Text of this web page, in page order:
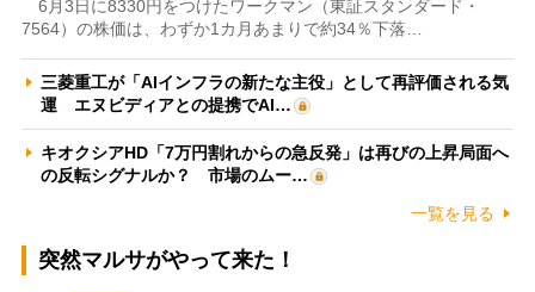
6月3日に8330円をつけたワークマン（東証スタンダード・
7564）の株価は、わずか1カ月あまりで約34％下落…
三菱重工が「AIインフラの新たな主役」として再評価される気
運 エヌビディアとの提携でAI…
キオクシアHD「7万円割れからの急反発」は再びの上昇局面へ
の反転シグナルか？ 市場のムー…
一覧を見る
突然マルサがやって来た！